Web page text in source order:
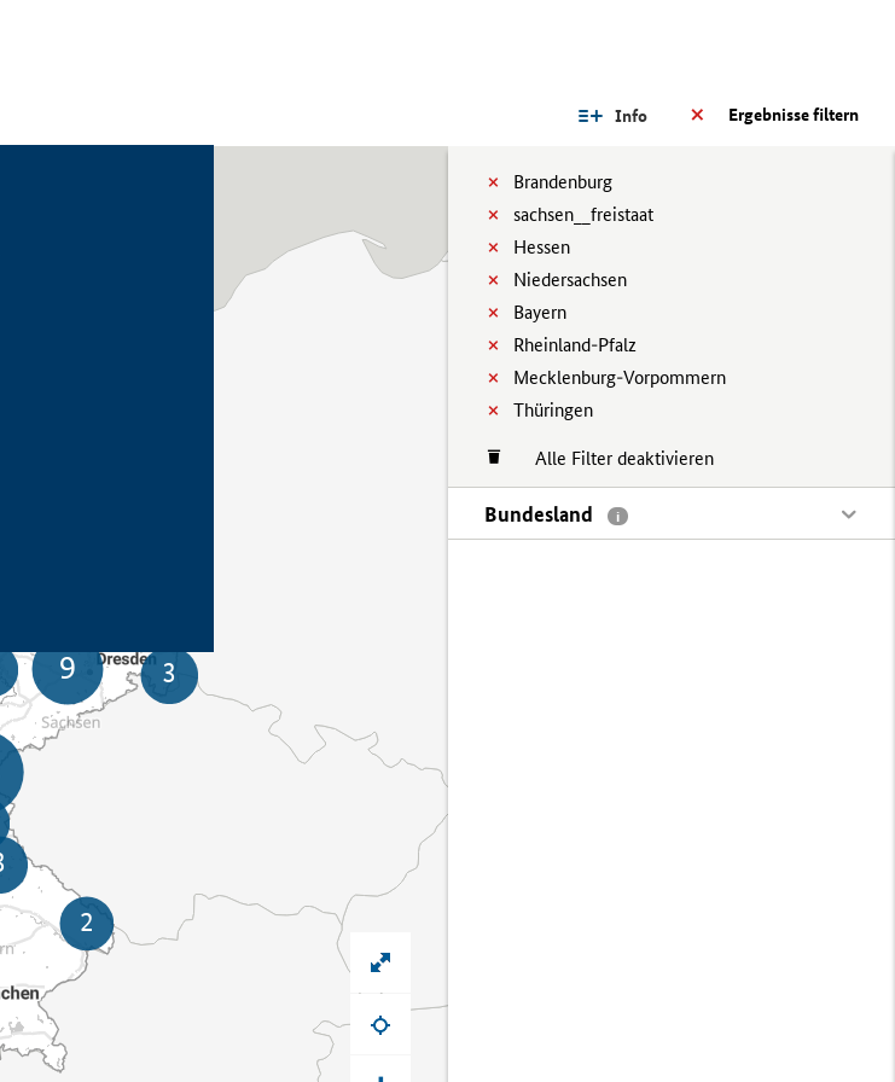
Ergebnisse filtern
Info
Brandenburg
sachsen__freistaat
Hessen
Niedersachsen
Bayern
Rheinland-Pfalz
Mecklenburg-Vorpommern
Thüringen
Alle Filter deaktivieren
Bundesland i